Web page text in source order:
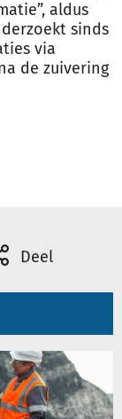
aldus
sinds
via
de zuivering
Deel